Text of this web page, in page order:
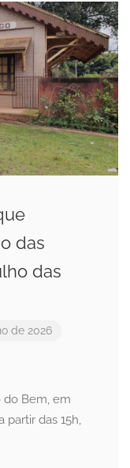
das
das
de 2026
do Bem, em
partir das 15h,